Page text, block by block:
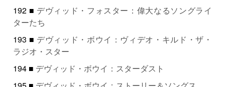
192 ■ デヴィッド・フォスター：偉大なるソングライ
ターたち
193 ■ デヴィッド・ボウイ：ヴィデオ・キルド・ザ・
ラジオ・スター
194 ■ デヴィッド・ボウイ：スターダスト